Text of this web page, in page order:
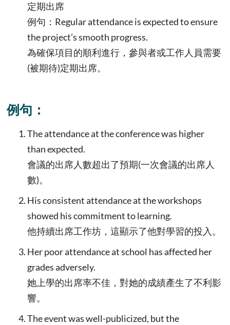
定期出席
例句：Regular attendance is expected to ensure
the project’s smooth progress.
為確保項目的順利進行，參與者或工作人員需要
(被期待)定期出席。
例句：
The attendance at the conference was higher
than expected.
會議的出席人數超出了預期(一次會議的出席人
數)。
His consistent attendance at the workshops
showed his commitment to learning.
他持續出席工作坊，這顯示了他對學習的投入。
Her poor attendance at school has affected her
grades adversely.
她上學的出席率不佳，對她的成績產生了不利影
響。
The event was well-publicized, but the